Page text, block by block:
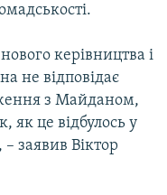
керівництва і
не відповідає
з Майданом,
як це відбулось у
заявив Віктор